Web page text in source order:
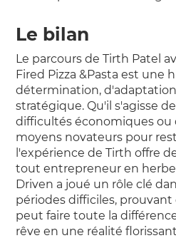
Le bilan
Le parcours de Tirth Patel
Fired Pizza &Pasta est une
détermination,
stratégique. Qu'il s'agisse
difficultés économiques ou
moyens novateurs pour
l'expérience de Tirth offre
tout entrepreneur en
Driven a joué un rôle clé
périodes difficiles,
peut faire toute la
rêve en une réalité